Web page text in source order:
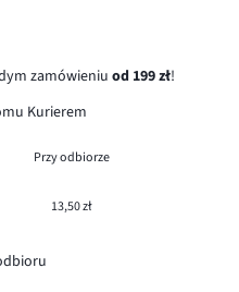
zamówieniu od 199 zł!
Kurierem
Przy odbiorze
13,50 zł